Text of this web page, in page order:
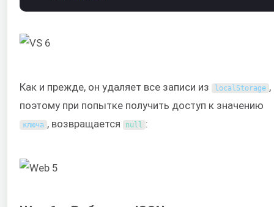
Как и прежде, он удаляет все записи из localStorage ,
поэтому при попытке получить доступ к значению
ключа , возвращается null :